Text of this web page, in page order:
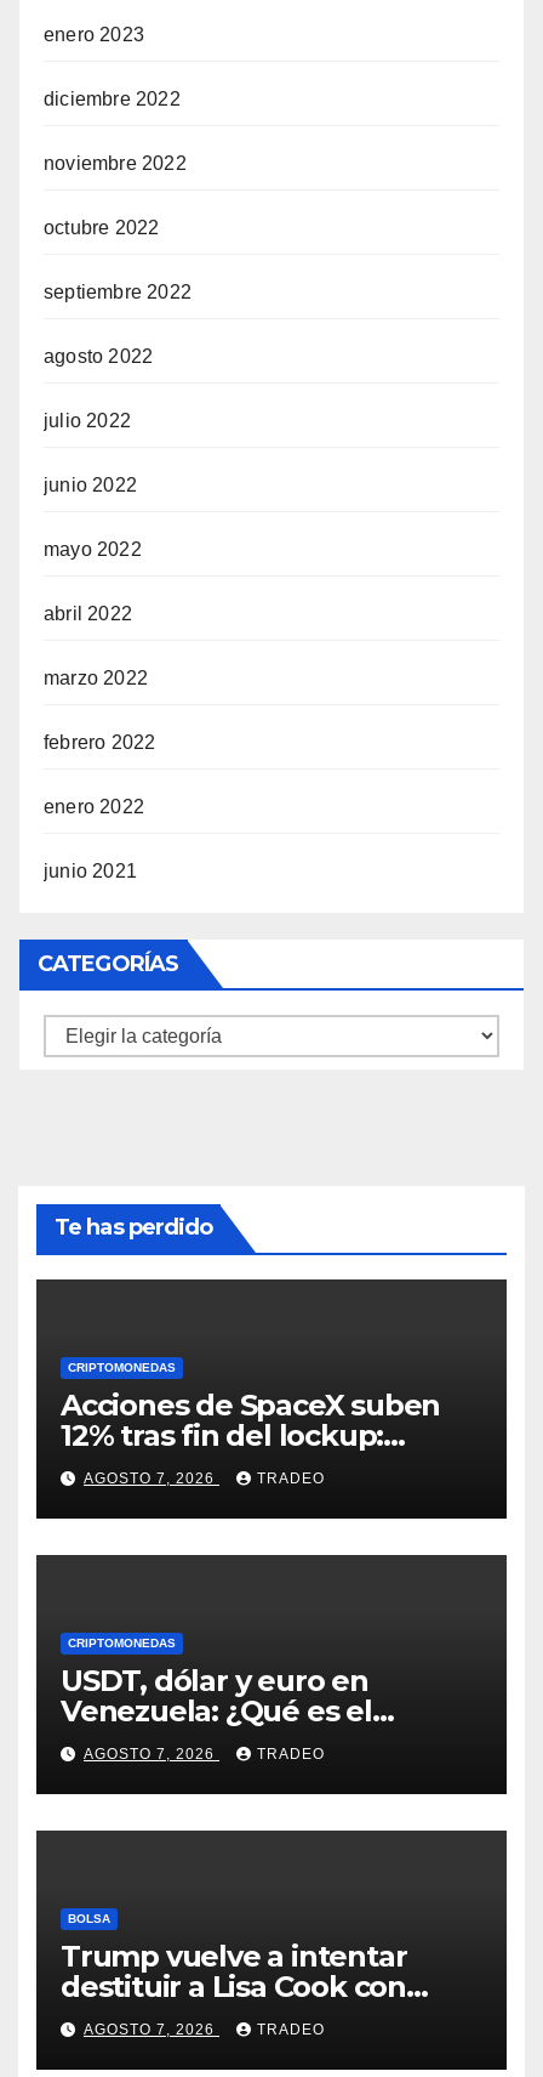
enero 2023
diciembre 2022
noviembre 2022
octubre 2022
septiembre 2022
agosto 2022
julio 2022
junio 2022
mayo 2022
abril 2022
marzo 2022
febrero 2022
enero 2022
junio 2021
CATEGORÍAS
Categorías
Te has perdido
CRIPTOMONEDAS
Acciones de SpaceX suben
12% tras fin del lockup:
¿Hasta dónde podrían llegar
en agosto?
AGOSTO 7, 2026 TRADEO
CRIPTOMONEDAS
USDT, dólar y euro en
Venezuela: ¿Qué es el
fenómeno “Rockets and
Feathers”?
AGOSTO 7, 2026 TRADEO
BOLSA
Trump vuelve a intentar
destituir a Lisa Cook con
acusaciones de fraude
hipotecario
AGOSTO 7, 2026 TRADEO